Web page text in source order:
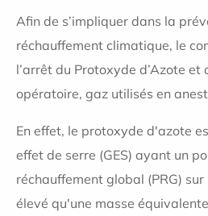
Afin de s’impliquer dans la
réchauffement climatique, le
l’arrêt du Protoxyde d’Azote et
opératoire, gaz utilisés en
En effet, le protoxyde d'azote
effet de serre (GES) ayant un
réchauffement global (PRG)
élevé qu'une masse